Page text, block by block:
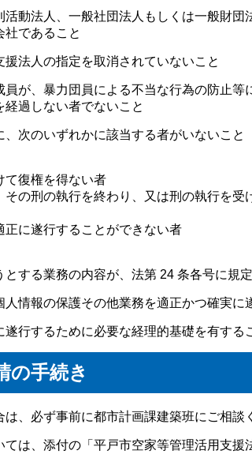
活動法人、一般社団法人もしくは一般財
社であること
援法人の指定を取消されていないこと
員が、暴力団員による不当な行為の防止
経過しない者でないこと
、次のいずれかに該当する者がいないこと
て復権を得ない者
その刑の執行を終わり、又は刑の執行を
正に遂行することができない者
とする業務の内容が、法第 24 条各号に規
人情報の保護その他業務を適正かつ確実
遂行するために必要な経理的基礎を有する
の手続き
、必ず事前に都市計画課建築班にご相談
ては、添付の「平戸市空家等管理活用支援